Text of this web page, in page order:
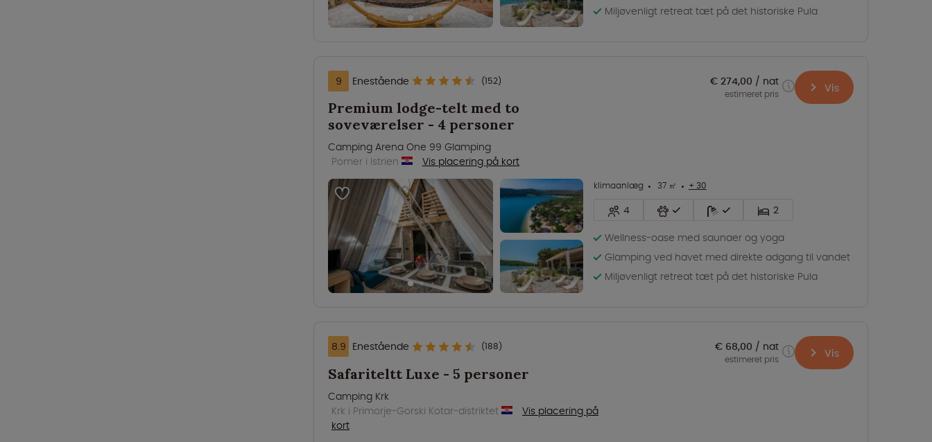
Miljøvenligt retreat tæt på det historiske Pula
9 Enestående (152)
Premium lodge-telt med to
soveværelser - 4 personer
Camping Arena One 99 Glamping
Pomer i Istrien
Vis placering på kort
klimaanlæg 37 ㎡ + 30
4
2
Wellness-oase med saunaer og yoga
Glamping ved havet med direkte adgang til vandet
Miljøvenligt retreat tæt på det historiske Pula
€ 274,00 nat
estimeret pris Vis
8.9 Enestående (188)
Safariteltt Luxe - 5 personer
Camping Krk
Krk i Primorje-Gorski Kotar-distriktet
Vis placering på
kort
€ 68,00 nat
estimeret pris Vis